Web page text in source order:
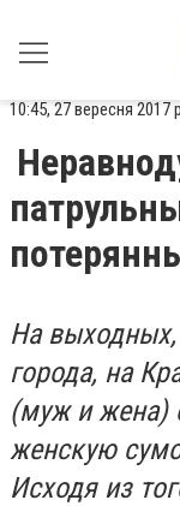
10:45, 27 вересня 2017
На
города, на
(муж и жена)
женскую
Исходя из